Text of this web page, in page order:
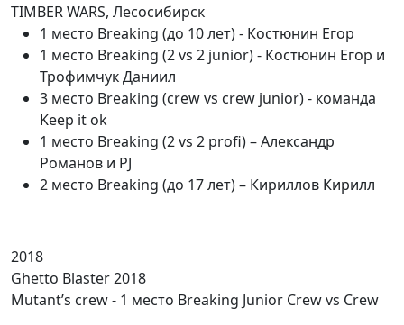
TIMBER WARS, Лесосибирск
1 место Breaking (до 10 лет) - Костюнин Егор
1 место Breaking (2 vs 2 junior) - Костюнин Егор и
Трофимчук Даниил
3 место Breaking (crew vs crew junior) - команда
Keep it ok
1 место Breaking (2 vs 2 profi) – Александр
Романов и PJ
2 место Breaking (до 17 лет) – Кириллов Кирилл
2018
Ghetto Blaster 2018
Mutant’s crew - 1 место Breaking Junior Crew vs Crew